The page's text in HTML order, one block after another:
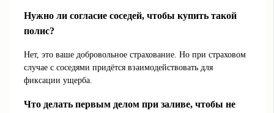
Нужно ли согласие соседей, чтобы купить такой
полис?
Нет, это ваше добровольное страхование. Но при страховом
случае с соседями придётся взаимодействовать для
фиксации ущерба.
Что делать первым делом при заливе, чтобы не